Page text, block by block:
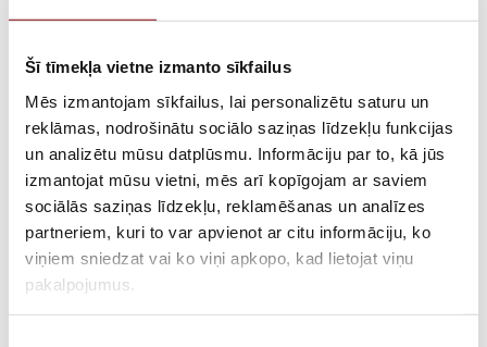
Šī tīmekļa vietne izmanto sīkfailus
Mēs izmantojam sīkfailus, lai personalizētu saturu un
reklāmas, nodrošinātu sociālo saziņas līdzekļu funkcijas
un analizētu mūsu datplūsmu. Informāciju par to, kā jūs
izmantojat mūsu vietni, mēs arī kopīgojam ar saviem
sociālās saziņas līdzekļu, reklamēšanas un analīzes
partneriem, kuri to var apvienot ar citu informāciju, ko
viņiem sniedzat vai ko viņi apkopo, kad lietojat viņu
pakalpojumus.
2007. gadā AS “Rīgas ūdens” tiek piegādāti un uzstādīti 3
2007. gadā saņemtaSocomecoficiālā pārstāvja Latvijā licence.
2008. gadā piegādāti un uzstādīti 3 x 1 000 kVA ģeneratori datu
centram DEAC.
2008. gadā uzsāktareaktīvās jaudas kompensācijas(RJK) iekārtu
izstrāde un ražošana.
2011. gadā tiek uzsāktaSocomecenergoefektivitātes un kontroles
iekārtu izplatīšana.
2012. gadā piegādāti un uzstādīti 3 x 880 kVA ģeneratori
Lattelecom (tet).